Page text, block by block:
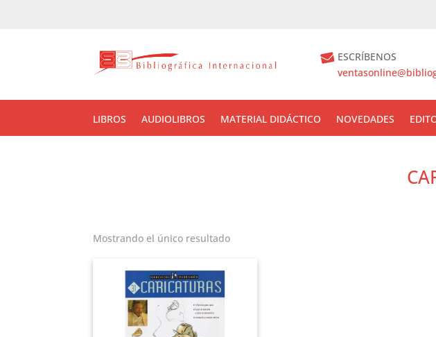
ESCRÍBENOS
LIBROS AUDIOLIBROS MATERIAL DIDÁCTICO NOVEDADES
Mostrando el único resultado